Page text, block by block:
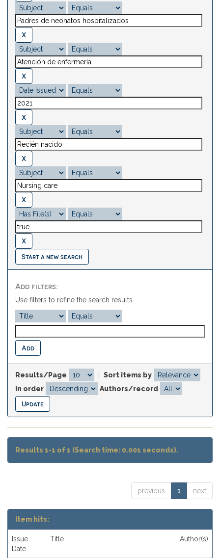
Start a new search
Add filters:
Use filters to refine the search results.
Results/Page
Sort items by
In order
Authors/record
Results 1-1 of 1 (Search time: 0.001 seconds).
previous 1 next
Item hits:
Issue
Date
Title Author(s)